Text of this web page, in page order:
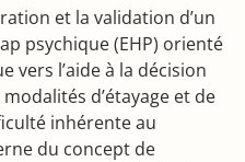
et la validation d’un
psychique (EHP) orienté
vers l’aide à la décision
d’étayage et de
inhérente au
du concept de